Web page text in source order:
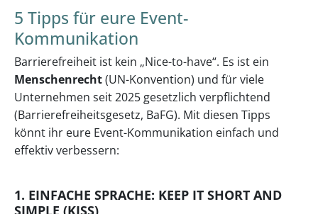
5 Tipps für eure Event-
Kommunikation
Barrierefreiheit ist kein „Nice-to-have“. Es ist ein
Menschenrecht(UN-Konvention) und für viele
Unternehmen seit 2025 gesetzlich verpflichtend
(Barrierefreiheitsgesetz, BaFG). Mit diesen Tipps
könnt ihr eure Event-Kommunikation einfach und
effektiv verbessern:
1. EINFACHE SPRACHE: KEEP IT SHORT AND